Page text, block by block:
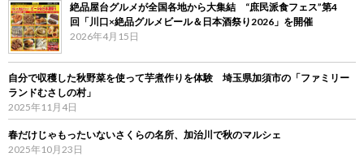
絶品屋台グルメが全国各地から大集結 “庶民派食フェス”第4
回「川口×絶品グルメビール＆日本酒祭り2026」を開催
2026年4月15日
自分で収穫した秋野菜を使って芋煮作りを体験 埼玉県加須市の「ファミリー
ランドむさしの村」
2025年11月4日
春だけじゃもったいないさくらの名所、加治川で秋のマルシェ
2025年10月23日